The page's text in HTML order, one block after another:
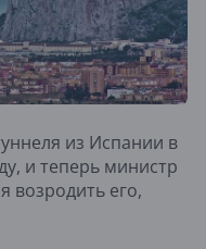
из Испании в
и теперь министр
возродить его,